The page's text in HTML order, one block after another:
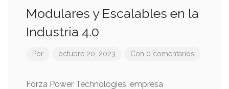
Modulares y Escalables en la
Industria 4.0
Por octubre 20, 2023 Con 0 comentarios
Forza Power Technologies, empresa